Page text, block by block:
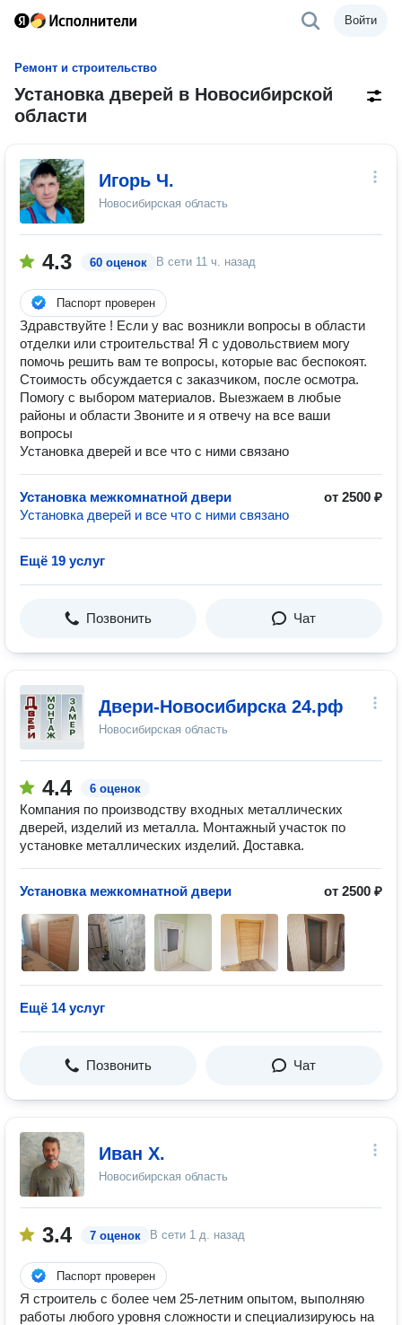
Войти
Ремонт и строительство
Установка дверей в Новосибирской
области
Игорь Ч.
Новосибирская область
4.3 60 оценок В сети 11 ч. назад
Паспорт проверен
Здравствуйте ! Если у вас возникли вопросы в области
отделки или строительства! Я с удовольствием могу
помочь решить вам те вопросы, которые вас беспокоят.
Стоимость обсуждается с заказчиком, после осмотра.
Помогу с выбором материалов. Выезжаем в любые
районы и области Звоните и я отвечу на все ваши
вопросы
Установка дверей и все что с ними связано
Установка межкомнатной двери
от 2500 ₽
Установка дверей и все что с ними связано
Ещё 19 услуг
Позвонить Чат
Двери-Новосибирска 24.рф
Новосибирская область
4.4 6 оценок
Компания по производству входных металлических
дверей, изделий из металла. Монтажный участок по
установке металлических изделий. Доставка.
Установка межкомнатной двери от 2500 ₽
Ещё 14 услуг
Позвонить Чат
Иван Х.
Новосибирская область
3.4 7 оценок В сети 1 д. назад
Паспорт проверен
Я строитель с более чем 25-летним опытом, выполняю
работы любого уровня сложности и специализируюсь на